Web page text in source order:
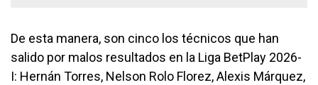
De esta manera, son cinco los técnicos que han
salido por malos resultados en la Liga BetPlay 2026-
I: Hernán Torres, Nelson Rolo Florez, Alexis Márquez,